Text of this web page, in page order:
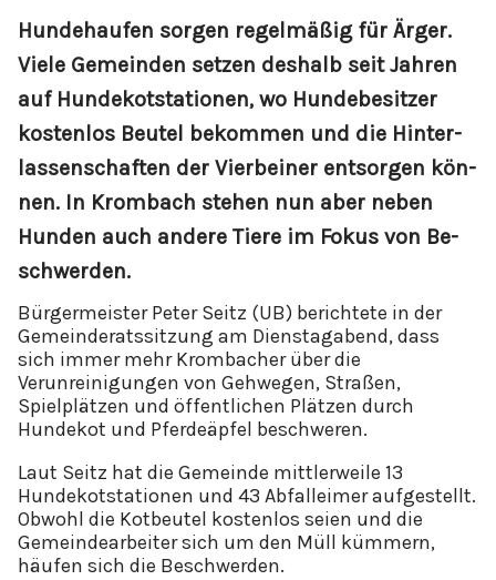
Hun­de­hau­fen sor­gen re­gel­mä­ß­ig für Är­ger.
Vie­le Ge­mein­den set­zen des­halb seit Jah­ren
auf Hun­de­kot­sta­tio­nen, wo Hun­de­be­sit­zer
kos­ten­los Beu­tel be­kom­men und die Hin­ter­
las­sen­schaf­ten der Vier­bei­ner ent­s­or­gen kön­
nen. In Krom­bach ste­hen nun aber ne­ben
Hun­den auch an­de­re Tie­re im Fo­kus von Be­
schwer­den.
Bürgermeister Peter Seitz (UB) berichtete in der
Gemeinderatssitzung am Dienstagabend, dass
sich immer mehr Krombacher über die
Verunreinigungen von Gehwegen, Straßen,
Spielplätzen und öffentlichen Plätzen durch
Hundekot und Pferdeäpfel beschweren.
Laut Seitz hat die Gemeinde mittlerweile 13
Hundekotstationen und 43 Abfalleimer aufgestellt.
Obwohl die Kotbeutel kostenlos seien und die
Gemeindearbeiter sich um den Müll kümmern,
häufen sich die Beschwerden.